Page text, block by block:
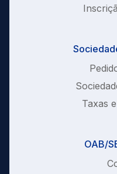
Taxas
OAB/